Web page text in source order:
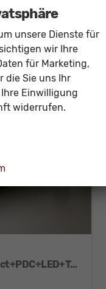
1.0 MPI Sitzheizung+AppConnect+PDC+LED+Touch+Lichtsensor+MultiLenkrad
unsere Dienste für
wir Ihre
für Marketing,
die Sie uns Ihr
Einwilligung
widerrufen.